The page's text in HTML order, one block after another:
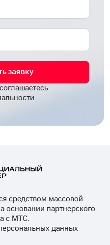
заявку
средством массовой
основании партнерского
с МТС.
данных